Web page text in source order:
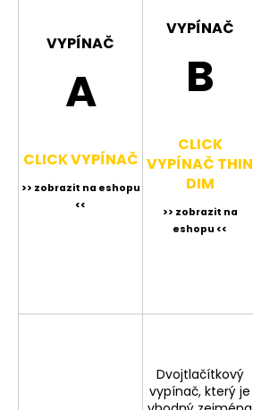
VYPÍNAČ
A
CLICK VYPÍNAČ
>> zobrazit na eshopu
<<
VYPÍNAČ
B
CLICK
VYPÍNAČ THIN
DIM
>> zobrazit na
eshopu <<
Dvojtlačítkový
vypínač, který je
VESTAVNÉ/PŘISAZENÉ
LED
SVÍTIDLO
12W
DOWNLIGHT
425